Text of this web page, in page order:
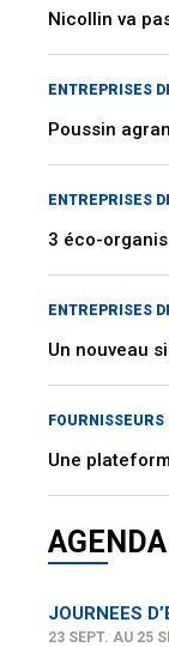
Nicollin va
ENTREPRISES
Poussin
ENTREPRISES
3 éco-
ENTREPRISES
Un nouveau
Une
AGENDA
JOURNEES
23 SEPT. AU 25